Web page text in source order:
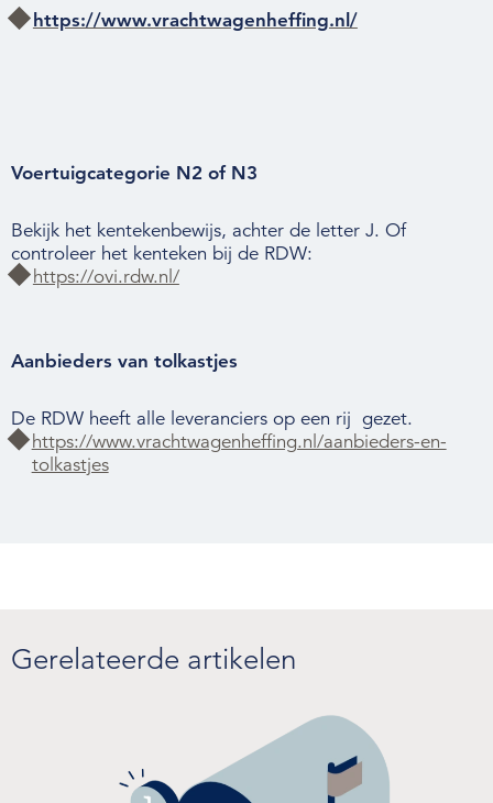
https://www.vrachtwagenheffing.nl/
Voertuigcategorie N2 of N3
Bekijk het kentekenbewijs, achter de letter J. Of
controleer het kenteken bij de RDW:
https://ovi.rdw.nl/
Aanbieders van tolkastjes
De RDW heeft alle leveranciers op een rij gezet.
https://www.vrachtwagenheffing.nl/aanbieders-en-
tolkastjes
Gerelateerde artikelen